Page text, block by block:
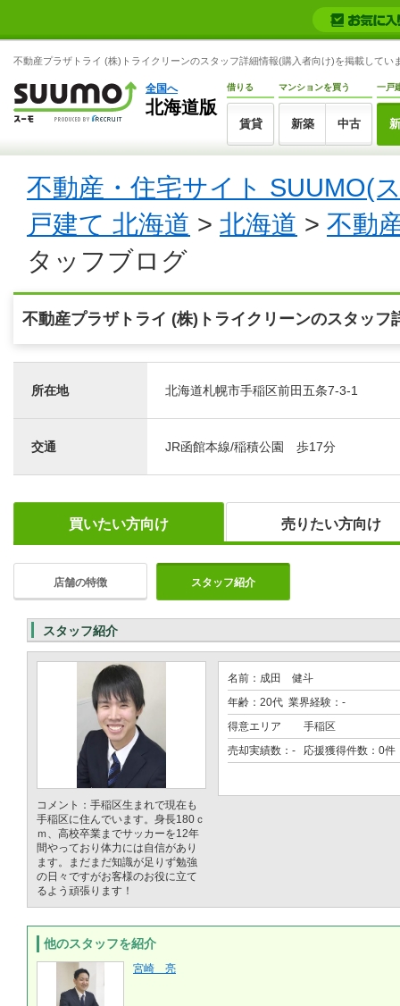
不動産プラザトライ (株)トライクリーンのスタッフ詳細情報(購入者向け)を掲載してい
全国へ
北海道版
借りる
賃貸
マンションを買う
新築 中古
一戸
不動産・住宅サイト SUUMO(
戸建て 北海道 > 北海道 > 不動
タッフブログ
不動産プラザトライ (株)トライクリーンのスタッフ
所在地 北海道札幌市手稲区前田五条7-3-1
交通 JR函館本線/稲積公園 歩17分
買いたい方向け 売りたい方向け
店舗の特徴 スタッフ紹介
スタッフ紹介
コメント：手稲区生まれで現在も
手稲区に住んでいます。身長180ｃ
ｍ、高校卒業までサッカーを12年
間やっており体力には自信があり
ます。まだまだ知識が足りず勉強
の日々ですがお客様のお役に立て
るよう頑張ります！
名前：成田 健斗
年齢：20代 業界経験：-
得意エリア
手稲区
売却実績数：- 応援獲得件数：0件
他のスタッフを紹介
宮崎 亮